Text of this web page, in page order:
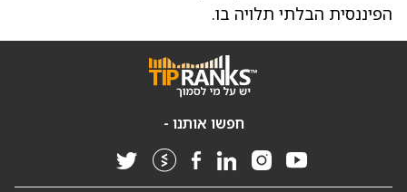
הפיננסית הבלתי תלויה בו.
חפשו אותנו -